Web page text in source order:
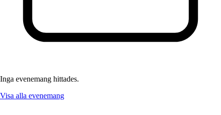
Inga evenemang hittades.
Visa alla evenemang